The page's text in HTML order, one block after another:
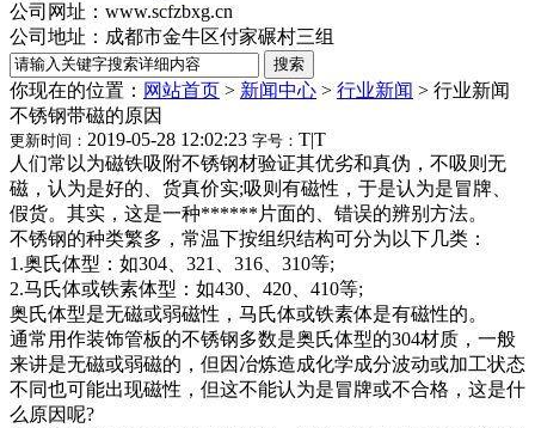
公司网址：www.scfzbxg.cn
公司地址：成都市金牛区付家碾村三组
你现在的位置： 网站首页 > 新闻中心 > 行业新闻 > 行业新闻
不锈钢带磁的原因
更新时间： 2019-05-28 12:02:23 字号： T|T
人们常以为磁铁吸附不锈钢材验证其优劣和真伪，不吸则无
磁，认为是好的、货真价实;吸则有磁性，于是认为是冒牌、
假货。其实，这是一种******片面的、错误的辨别方法。
不锈钢的种类繁多，常温下按组织结构可分为以下几类：
1.奥氏体型：如304、321、316、310等;
2.马氏体或铁素体型：如430、420、410等;
奥氏体型是无磁或弱磁性，马氏体或铁素体是有磁性的。
通常用作装饰管板的不锈钢多数是奥氏体型的304材质，一般
来讲是无磁或弱磁的，但因冶炼造成化学成分波动或加工状态
不同也可能出现磁性，但这不能认为是冒牌或不合格，这是什
么原因呢?